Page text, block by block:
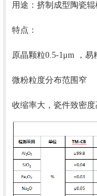
用途：挤制成型陶瓷
特点：
原晶颗粒0.5-1μm ，易
微粉粒度分布范围窄
收缩率大，瓷件致密度